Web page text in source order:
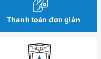
Thanh toán đơn giản